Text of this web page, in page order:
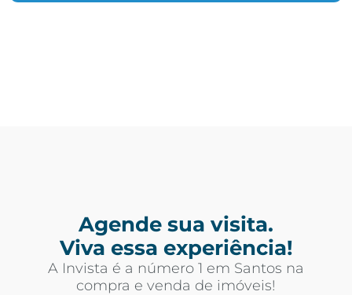
Agende sua visita.
Viva essa experiência!
A Invista é a número 1 em Santos na
compra e venda de imóveis!